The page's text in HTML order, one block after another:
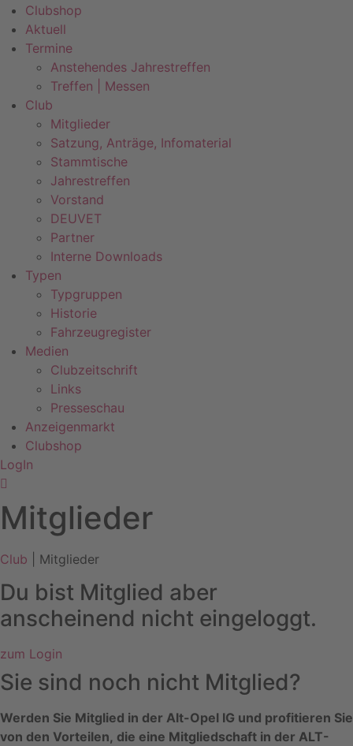
Clubshop
Aktuell
Termine
Anstehendes Jahrestreffen
Treffen | Messen
Club
Mitglieder
Satzung, Anträge, Infomaterial
Stammtische
Jahrestreffen
Vorstand
DEUVET
Partner
Interne Downloads
Typen
Typgruppen
Historie
Fahrzeugregister
Medien
Clubzeitschrift
Links
Presseschau
Anzeigenmarkt
Clubshop
LogIn
Mitglieder
Club | Mitglieder
Du bist Mitglied aber
anscheinend nicht eingeloggt.
zum Login
Sie sind noch nicht Mitglied?
Werden Sie Mitglied in der Alt-Opel IG und profitieren Sie
von den Vorteilen, die eine Mitgliedschaft in der ALT-